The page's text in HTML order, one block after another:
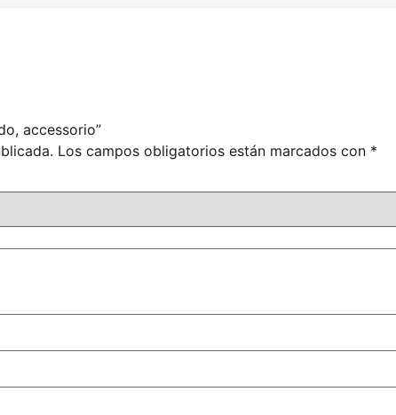
accessorio”
Los campos obligatorios están marcados con *